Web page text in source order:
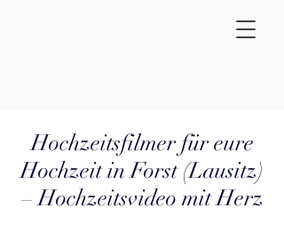
Hochzeitsfilmer für eure
Hochzeit in Forst (Lausitz)
– Hochzeitsvideo mit Herz